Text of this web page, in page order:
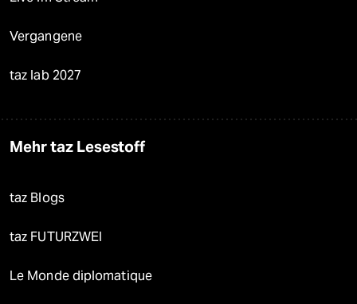
Vergangene
taz lab 2027
Mehr taz Lesestoff
taz Blogs
taz FUTURZWEI
Le Monde diplomatique